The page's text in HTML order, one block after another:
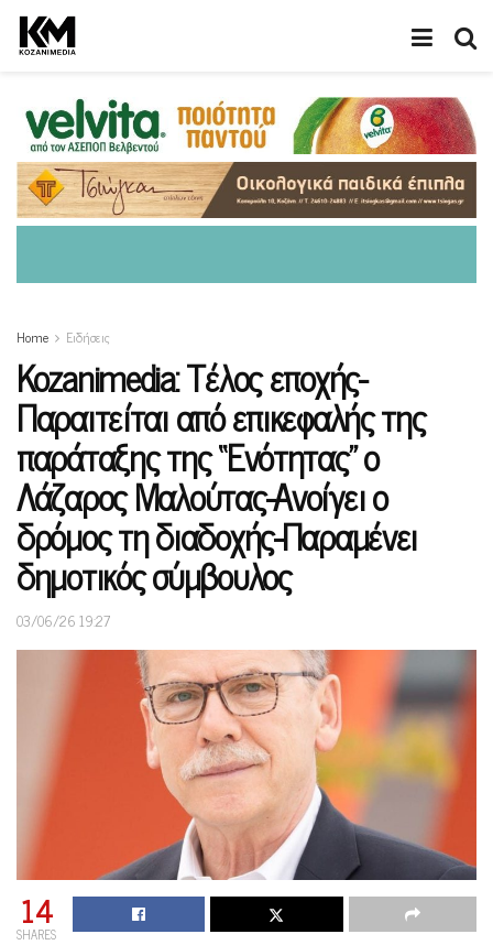
Home Ειδήσεις
Kozanimedia: Τέλος εποχής-
Παραιτείται από επικεφαλής της
παράταξης της “Ενότητας” ο
Λάζαρος Μαλούτας-Ανοίγει ο
δρόμος τη διαδοχής-Παραμένει
δημοτικός σύμβουλος
03/06/26 19:27
14
SHARES